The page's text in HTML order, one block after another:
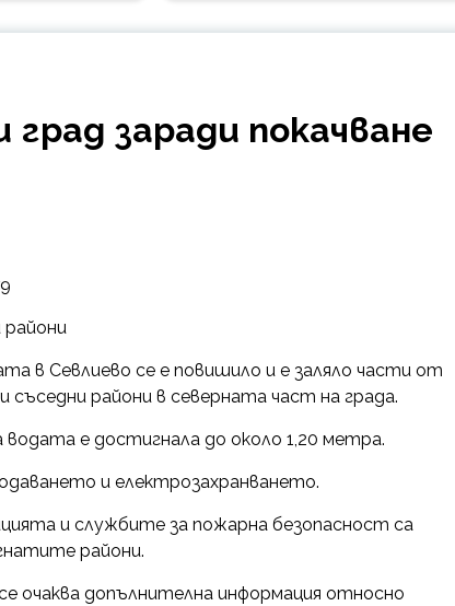
заради покачване
райони
в Севлиево се е повишило и е заляло части от
райони в северната част на града.
е достигнала до около 1,20 метра.
и електрозахранването.
и службите за пожарна безопасност са
райони.
очаква допълнителна информация относно